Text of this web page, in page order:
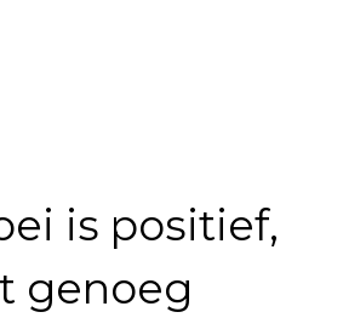
is positief,
genoeg